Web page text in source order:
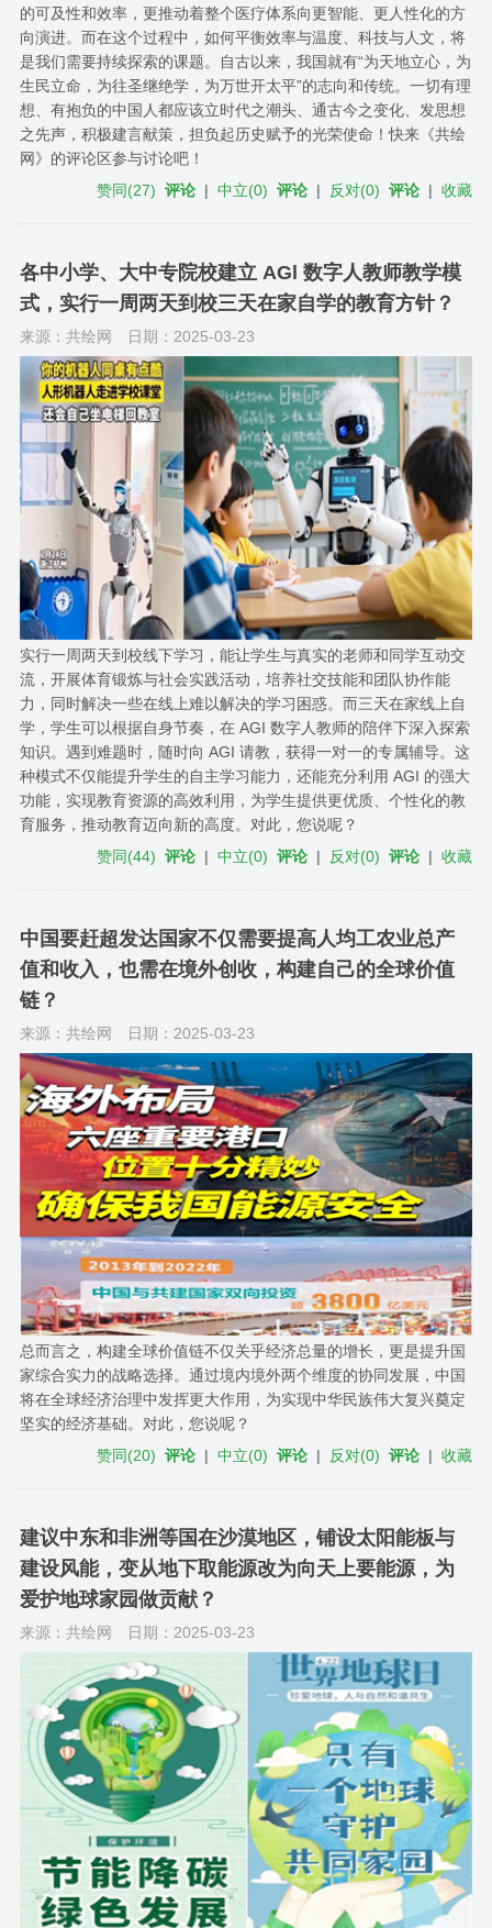
的可及性和效率，更推动着整个医疗体系向更智能、更人性化的方
向演进。而在这个过程中，如何平衡效率与温度、科技与人文，将
是我们需要持续探索的课题。自古以来，我国就有“为天地立心，为
生民立命，为往圣继绝学，为万世开太平”的志向和传统。一切有理
想、有抱负的中国人都应该立时代之潮头、通古今之变化、发思想
之先声，积极建言献策，担负起历史赋予的光荣使命！快来《共绘
网》的评论区参与讨论吧！
赞同(27) 评论 |中立(0) 评论 | 反对(0) 评论 |收藏
各中小学、大中专院校建立 AGl 数字人教师教学模
式，实行一周两天到校三天在家自学的教育方针？
来源：共绘网 日期：2025-03-23
实行一周两天到校线下学习，能让学生与真实的老师和同学互动交
流，开展体育锻炼与社会实践活动，培养社交技能和团队协作能
力，同时解决一些在线上难以解决的学习困惑。而三天在家线上自
学，学生可以根据自身节奏，在 AGI 数字人教师的陪伴下深入探索
知识。遇到难题时，随时向 AGI 请教，获得一对一的专属辅导。这
种模式不仅能提升学生的自主学习能力，还能充分利用 AGI 的强大
功能，实现教育资源的高效利用，为学生提供更优质、个性化的教
育服务，推动教育迈向新的高度。对此，您说呢？
赞同(44) 评论 |中立(0) 评论 | 反对(0) 评论 |收藏
中国要赶超发达国家不仅需要提高人均工农业总产
值和收入，也需在境外创收，构建自己的全球价值
链？
来源：共绘网 日期：2025-03-23
总而言之，构建全球价值链不仅关乎经济总量的增长，更是提升国
家综合实力的战略选择。通过境内境外两个维度的协同发展，中国
将在全球经济治理中发挥更大作用，为实现中华民族伟大复兴奠定
坚实的经济基础。对此，您说呢？
赞同(20) 评论 |中立(0) 评论 | 反对(0) 评论 |收藏
建议中东和非洲等国在沙漠地区，铺设太阳能板与
建设风能，变从地下取能源改为向天上要能源，为
爱护地球家园做贡献？
来源：共绘网 日期：2025-03-23